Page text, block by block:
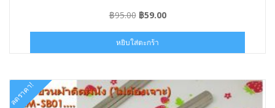
฿95.00 Original
was:
฿95.00.
฿59.00Current
฿59.00.
หยิบใส่ตะกร้า
ลดราคา!